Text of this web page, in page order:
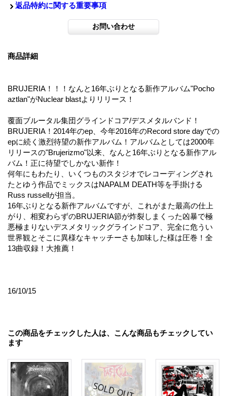
返品特約に関する重要事項
商品詳細
BRUJERIA！！！なんと16年ぶりとなる新作アルバム"Pocho
aztlan"がNuclear blastよりリリース！
覆面ブルータル集団グラインドコア/デスメタルバンド！
BRUJERIA！2014年のep、今年2016年のRecord store dayでの
epに続く激烈待望の新作アルバム！アルバムとしては2000年
リリースの"Brujerizmo"以来、なんと16年ぶりとなる新作アル
バム！正に待望でしかない新作！
何年にもわたり、いくつものスタジオでレコーディングされ
たとゆう作品でミックスはNAPALM DEATH等を手掛ける
Russ russellが担当。
16年ぶりとなる新作アルバムですが、これがまた最高の仕上
がり、相変わらずのBRUJERIA節が炸裂しまくった凶暴で極
悪極まりないデスメタリックグラインドコア、完全に危うい
世界観とそこに異様なキャッチーさも加味した様は圧巻！全
13曲収録！大推薦！
16/10/15
この商品をチェックした人は、こんな商品もチェックしてい
ます